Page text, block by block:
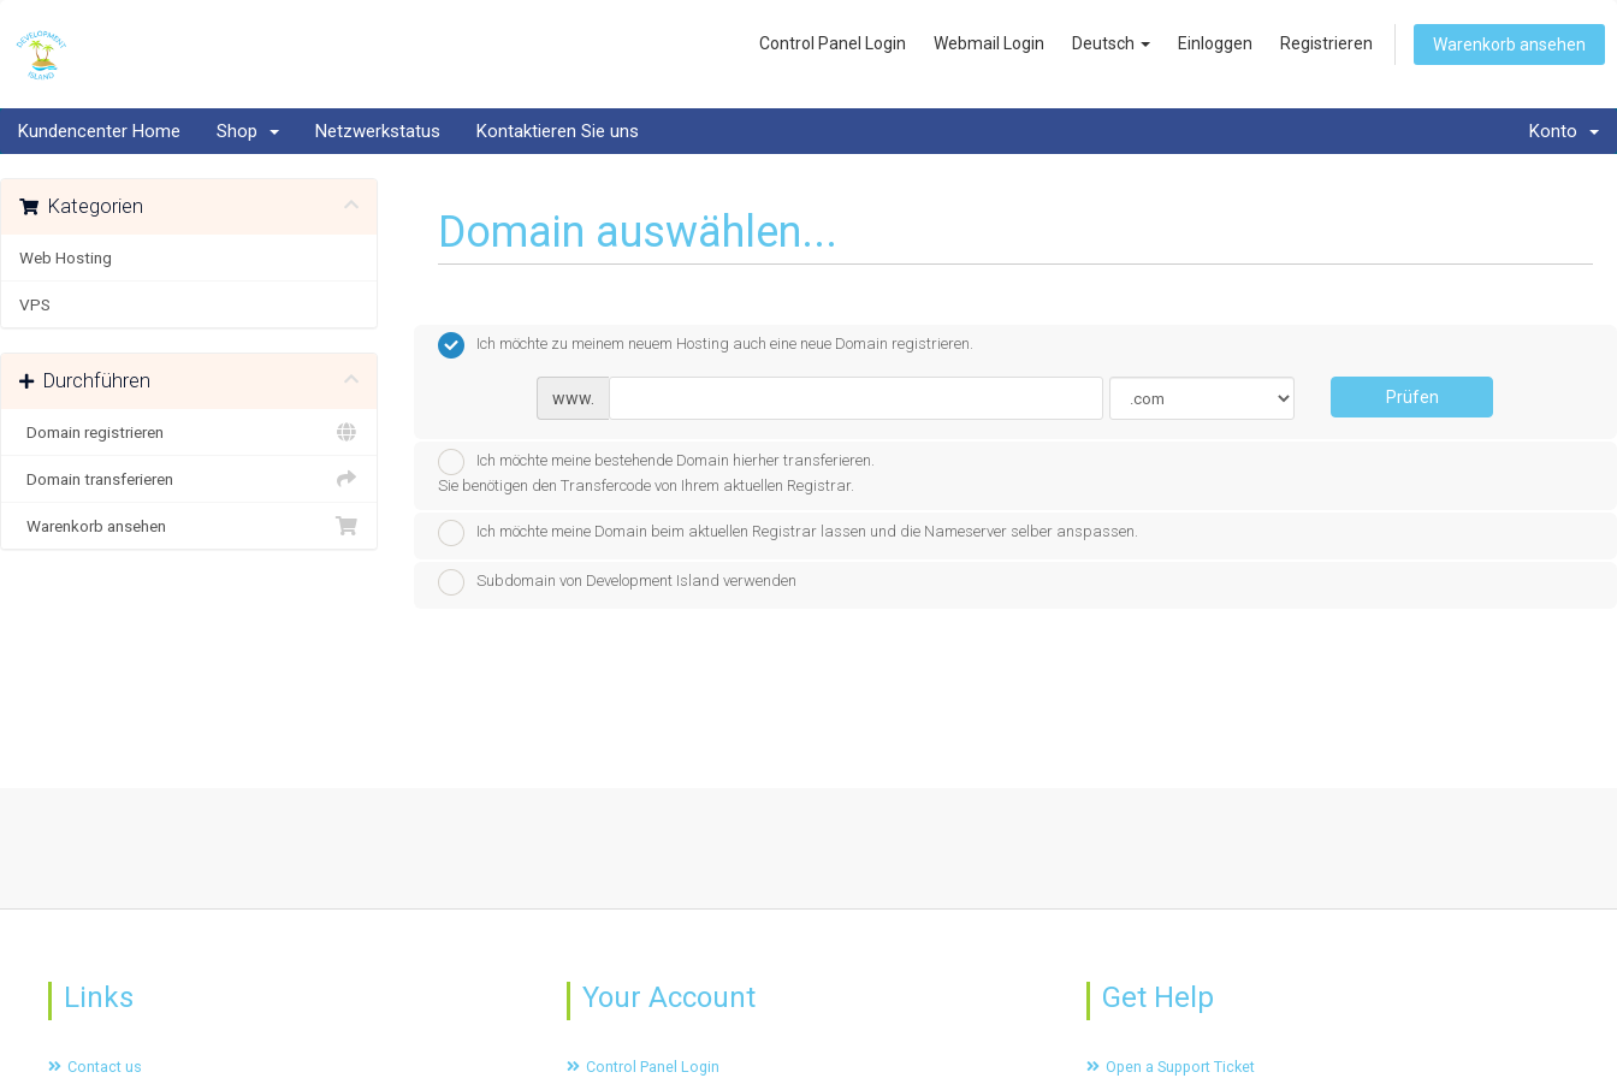
Control Panel Login Webmail Login Deutsch Einloggen Registrieren Warenkorb ansehen
Kundencenter Home Shop Netzwerkstatus Kontaktieren Sie uns Konto
Domain auswählen...
Kategorien
Web Hosting
VPS
Durchführen
Domain registrieren
Domain transferieren
Warenkorb ansehen
Ich möchte zu meinem neuem Hosting auch eine neue Domain registrieren.
www. Prüfen
Ich möchte meine bestehende Domain hierher transferieren.
Sie benötigen den Transfercode von Ihrem aktuellen Registrar.
Ich möchte meine Domain beim aktuellen Registrar lassen und die Nameserver selber anspassen.
Subdomain von Development Island verwenden
Links
Contact us
Your Account
Control Panel Login
Get Help
Open a Support Ticket